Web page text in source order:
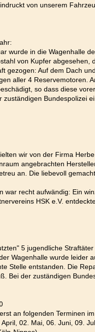
von unserem
wurde in die Wagenhalle
von Kupfer
gezogen: Auf dem Dach
aller 4 Reservemotoren.
so dass diese
zuständigen Bundespolizei
wir von der Firma
angebrachten
an. Die liebevoll
war recht aufwändig: Ein
HSK e.V.
5 jugendliche
Wagenhalle wurde leider
Stelle entstanden. Die
Bei der zuständigen
an folgenden Terminen
02. Mai, 06. Juni, 09.